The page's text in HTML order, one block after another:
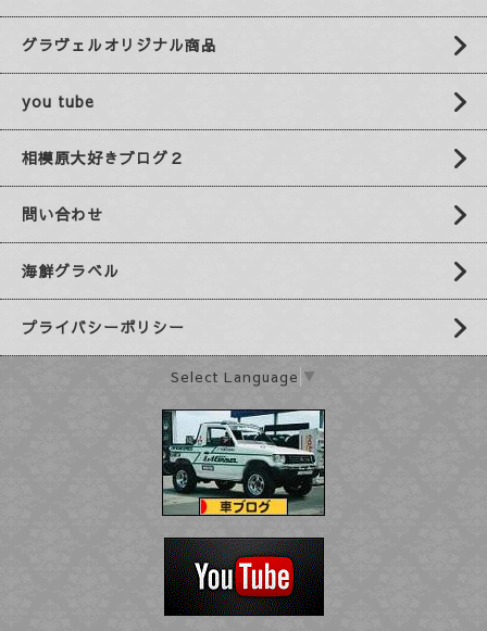
グラヴェルオリジナル商品
you tube
相模原大好きブログ２
問い合わせ
海鮮グラベル
プライバシーポリシー
Select Language ▼